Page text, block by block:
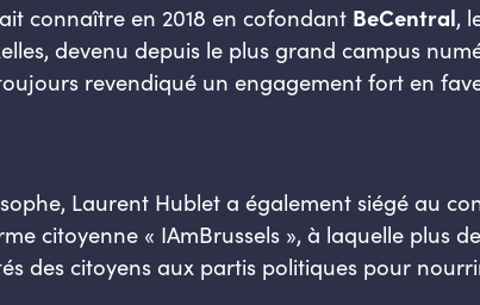
connaître en 2018 en cofondant BeCentral,
devenu depuis le plus grand campus
revendiqué un engagement fort en
Laurent Hublet a également siégé au
citoyenne « IAmBrussels », à laquelle plus
des citoyens aux partis politiques pour